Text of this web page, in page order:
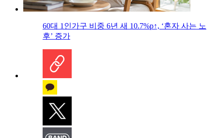
60대 1인가구 비중 6년 새 10.7%p↑, ‘혼자 사는 노
후’ 증가